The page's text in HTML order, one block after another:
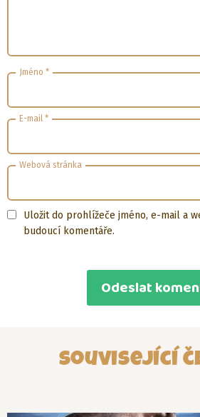
Jméno *
E-mail *
Webová stránka
Uložit do prohlížeče jméno, e-mail a
budoucí komentáře.
Související